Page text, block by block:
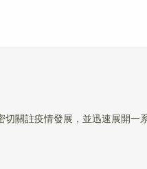
關註疫情發展，並迅速展開一